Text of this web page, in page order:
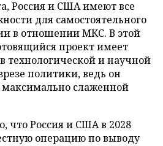
Россия и США имеют все
для самостоятельного
в отношении МКС. В этой
проект имеет
технологической и научной
политики, ведь он
максимально слаженной
что Россия и США в 2028
операцию по выводу